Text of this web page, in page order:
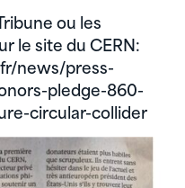
ou les
le site du CERN:
news/press-
pledge-860-
circular-collider